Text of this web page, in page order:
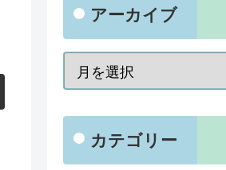
アーカイブ
カテゴリー